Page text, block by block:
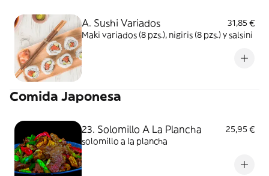
A. Sushi Variados
31,85 €
Maki variados (8 pzs.), nigiris (8 pzs.) y salsini
Comida Japonesa
23. Solomillo A La Plancha
25,95 €
solomillo a la plancha